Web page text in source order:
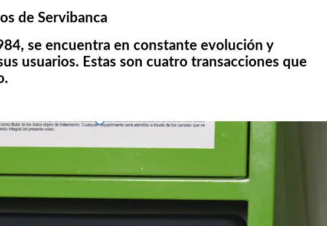
de Servibanca
se encuentra en constante evolución y
usuarios. Estas son cuatro transacciones que